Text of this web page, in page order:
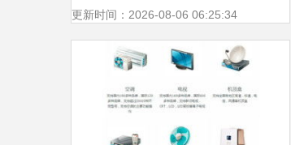
前瞻的布局
更新时间：2026-08-06 06:25:34